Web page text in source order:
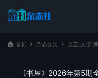
首页 杂志分类 文艺|文学|
《书屋》2026年第5期